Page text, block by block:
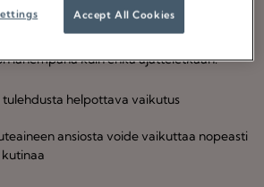
haavaumien aiheuttamat ikävät
lähempänä kuin ehkä ajatteletkaan.
helpottava vaikutus
ansiosta voide vaikuttaa nopeasti
Accept All Cookies